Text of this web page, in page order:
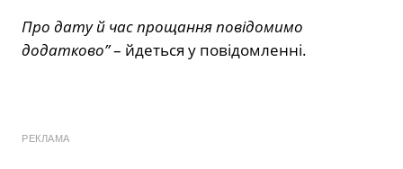
Про дату й час прощання повідомимо
додатково”– йдеться у повідомленні.
РЕКЛАМА